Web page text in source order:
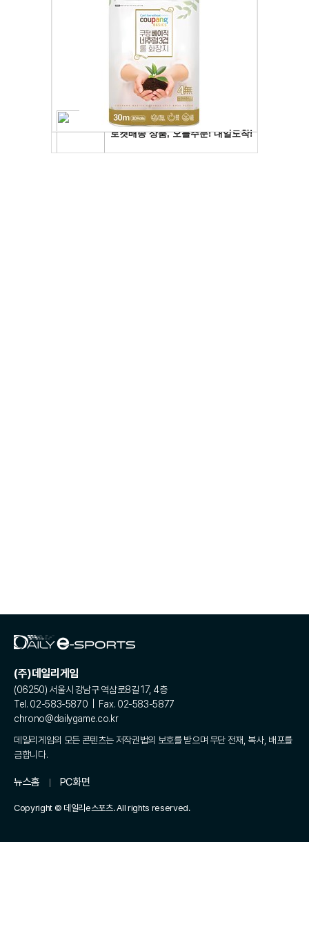
(주)데일리게임
(06250) 서울시 강남구 역삼로8길 17, 4층
Tel. 02-583-5870 | Fax. 02-583-5877
chrono@dailygame.co.kr
데일리게임의 모든 콘텐츠는 저작권법의 보호를 받으며 무단 전재, 복사, 배포를
금합니다.
뉴스홈 PC화면
Copyright © 데일리e스포츠. All rights reserved.